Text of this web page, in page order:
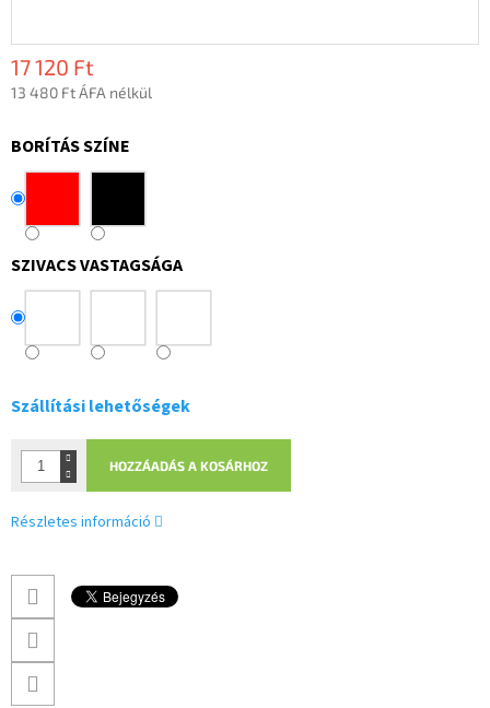
17 120 Ft
13 480 Ft ÁFA nélkül
BORÍTÁS SZÍNE
SZIVACS VASTAGSÁGA
Szállítási lehetőségek
HOZZÁADÁS A KOSÁRHOZ
Részletes információ